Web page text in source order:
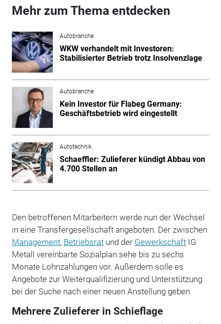
Mehr zum Thema entdecken
Autobranche
WKW verhandelt mit Investoren:
Stabilisierter Betrieb trotz Insolvenzlage
Autobranche
Kein Investor für Flabeg Germany:
Geschäftsbetrieb wird eingestellt
Autotechnik
Schaeffler: Zulieferer kündigt Abbau von
4.700 Stellen an
Den betroffenen Mitarbeitern werde nun der Wechsel
in eine Transfergesellschaft angeboten. Der zwischen
Management, Betriebsratund der GewerkschaftIG
Metall vereinbarte Sozialplan sehe bis zu sechs
Monate Lohnzahlungen vor. Außerdem solle es
Angebote zur Weiterqualifizierung und Unterstützung
bei der Suche nach einer neuen Anstellung geben.
Mehrere Zulieferer in Schieflage